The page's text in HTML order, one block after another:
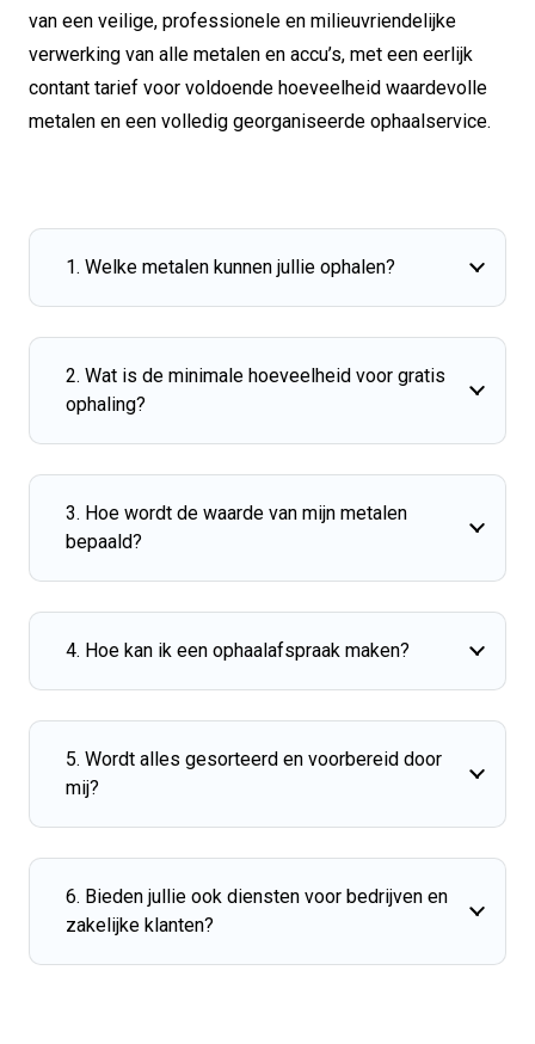
van een veilige, professionele en milieuvriendelijke
verwerking van alle metalen en accu’s, met een eerlijk
contant tarief voor voldoende hoeveelheid waardevolle
metalen en een volledig georganiseerde ophaalservice.
1. Welke metalen kunnen jullie ophalen?
2. Wat is de minimale hoeveelheid voor gratis
ophaling?
3. Hoe wordt de waarde van mijn metalen
bepaald?
4. Hoe kan ik een ophaalafspraak maken?
5. Wordt alles gesorteerd en voorbereid door
mij?
6. Bieden jullie ook diensten voor bedrijven en
zakelijke klanten?